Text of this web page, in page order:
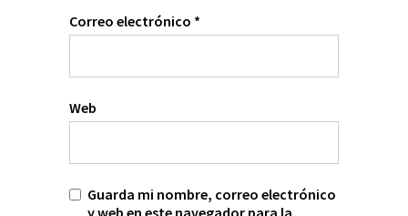
Correo electrónico *
Web
Guarda mi nombre, correo electrónico
y web en este navegador para la